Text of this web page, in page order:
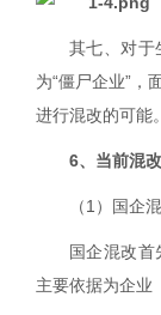
其七、对于
为“僵尸企业”，
进行混改的可能。
6、当前混
（1 ）国企
国企混改
主要依据为企业